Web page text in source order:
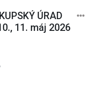
ÚRAD
11. máj 2026